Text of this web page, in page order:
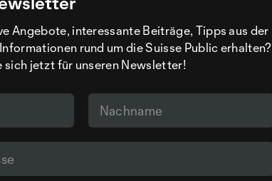
Angebote, interessante Beiträge, Tipps aus der
rund um die Suisse Public erhalten?
sich jetzt für unseren Newsletter!